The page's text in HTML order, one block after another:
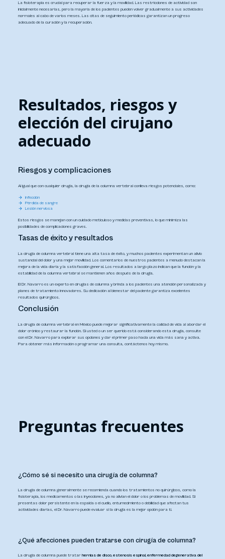
La fisioterapia es crucial para recuperar la fuerza y la movilidad. Las restricciones de actividad son
inicialmente necesarias, pero la mayoría de los pacientes pueden volver gradualmente a sus actividades
normales al cabo de varios meses. Las citas de seguimiento periódicas garantizan un progreso
adecuado de la curación y la recuperación.
Resultados, riesgos y
elección del cirujano
adecuado
Riesgos y complicaciones
Al igual que con cualquier cirugía, la cirugía de la columna vertebral conlleva riesgos potenciales, como:
Infección
Pérdida de sangre
Lesión nerviosa
Estos riesgos se manejan con un cuidado meticuloso y medidas preventivas, lo que minimiza las
posibilidades de complicaciones graves.
Tasas de éxito y resultados
La cirugía de columna vertebral tiene una alta tasa de éxito, y muchos pacientes experimentan un alivio
sustancial del dolor y una mejor movilidad. Los comentarios de nuestros pacientes a menudo destacan la
mejora de la vida diaria y la satisfacción general. Los resultados a largo plazo indican que la función y la
estabilidad de la columna vertebral se mantienen años después de la cirugía.
El Dr. Navarro es un experto en cirugías de columna y brinda a los pacientes una atención personalizada y
planes de tratamiento innovadores. Su dedicación al bienestar del paciente garantiza excelentes
resultados quirúrgicos.
Conclusión
La cirugía de columna vertebral en México puede mejorar significativamente la calidad de vida al abordar el
dolor crónico y restaurar la función. Si usted o un ser querido está considerando esta cirugía, consulte
con el Dr. Navarro para explorar sus opciones y dar el primer paso hacia una vida más sana y activa.
Para obtener más información o programar una consulta, contáctenos hoy mismo.
Preguntas frecuentes
¿Cómo sé si necesito una cirugía de columna?
La cirugía de columna generalmente se recomienda cuando los tratamientos no quirúrgicos, como la
fisioterapia, los medicamentos o las inyecciones, ya no alivian el dolor o los problemas de movilidad. Si
presentas dolor persistente en la espalda o el cuello, entumecimiento o debilidad que afectan tus
actividades diarias, el Dr. Navarro puede evaluar si la cirugía es la mejor opción para ti.
¿Qué afecciones pueden tratarse con cirugía de columna?
La cirugía de columna puede tratar hernias de disco, estenosis espinal, enfermedad degenerativa del